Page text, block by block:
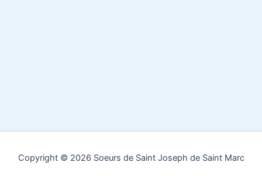
Copyright © 2026 Soeurs de Saint Joseph de Saint Marc